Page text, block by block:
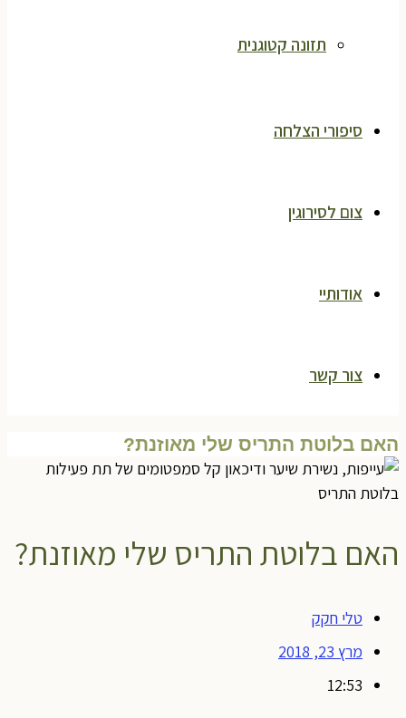
תזונה קטוגנית
סיפורי הצלחה
צום לסירוגין
אודותיי
צור קשר
האם בלוטת התריס שלי מאוזנת?
האם בלוטת התריס שלי מאוזנת?
טלי חקק
מרץ 23, 2018
12:53